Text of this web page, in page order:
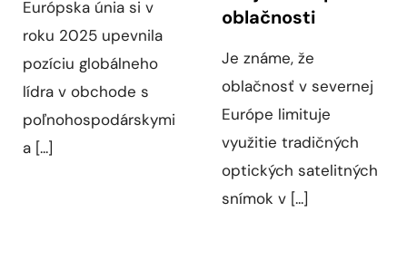
Európska únia si v
roku 2025 upevnila
pozíciu globálneho
lídra v obchode s
poľnohospodárskymi
a [...]
oblačnosti
Je známe, že
oblačnosť v severnej
Európe limituje
využitie tradičných
optických satelitných
snímok v [...]